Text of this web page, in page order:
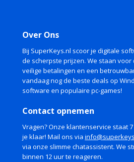
Over Ons
Bij SuperKeys.nl scoor je digitale
de scherpste prijzen. We staan voor
veilige betalingen en een
vandaag nog de beste deals op
software en populaire pc-games!
Contact opnemen
Vragen? Onze klantenservice staat
je klaar! Mail ons via
via onze slimme chatassistent. We
binnen 12 uur te reageren.